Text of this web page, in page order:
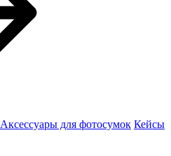
Аксессуары для фотосумок Кейсы